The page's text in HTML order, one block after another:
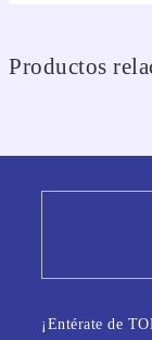
Productos
¡Entérate de